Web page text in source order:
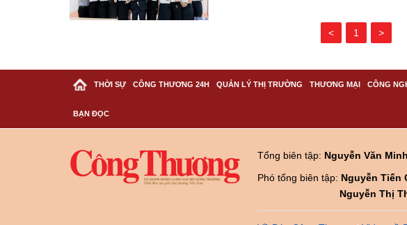
< 1 >
THỜI SỰ CÔNG THƯƠNG 24H QUẢN LÝ THỊ TRƯỜNG THƯƠNG MẠI CÔNG
BẠN ĐỌC
Tổng biên tập: Nguyễn Văn Minh
Phó tổng biên tập: Nguyễn Tiến
Nguyễn Thị